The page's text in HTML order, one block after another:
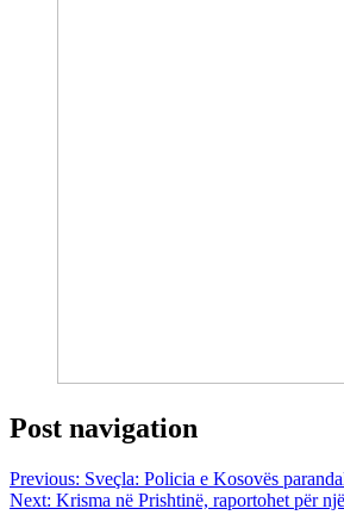
Post navigation
Previous: Sveçla: Policia e Kosovës
Next: Krisma në Prishtinë, raportohet për